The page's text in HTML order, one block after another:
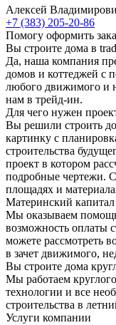
Алексей
+7 (383) 205-20-86
Помогу оформить
Вы строите дома в
Да, наша компания
домов и коттеджей с
любого движимого и
нам в трейд-ин.
Для чего нужен
Вы решили строить
картинку с
строительства
проект в котором
подробные чертежи.
площадях и
Материнский капитал
Мы оказываем
возможность оплаты
можете рассмотреть
в зачет движимого,
Вы строите дома
Мы работаем
технологии и все
строительства в
Услуги компании